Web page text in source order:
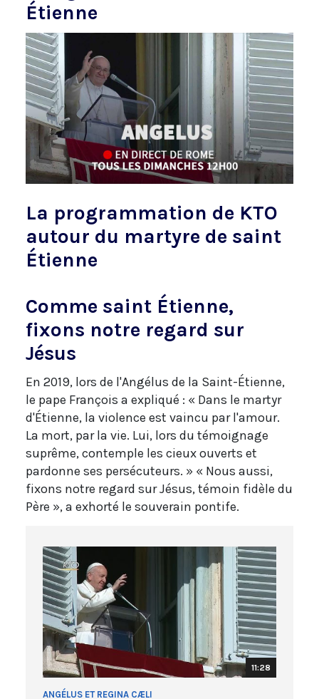
Étienne
La programmation de KTO
autour du martyre de saint
Étienne
Comme saint Étienne,
fixons notre regard sur
Jésus
En 2019, lors de l'Angélus de la Saint-Étienne,
le pape François a expliqué : « Dans le martyr
d'Étienne, la violence est vaincu par l'amour.
La mort, par la vie. Lui, lors du témoignage
suprême, contemple les cieux ouverts et
pardonne ses persécuteurs. » « Nous aussi,
fixons notre regard sur Jésus, témoin fidèle du
Père », a exhorté le souverain pontife.
11:28
ANGÉLUS ET REGINA CÆLI